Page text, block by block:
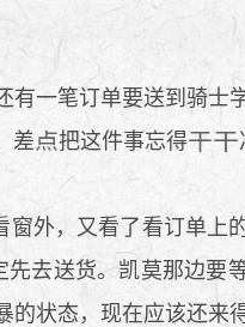
有一笔订单要送到骑士
差 把这件事忘得
外，又看了看订单上
先去送货。凯莫那边要
的状态，现在应该还来